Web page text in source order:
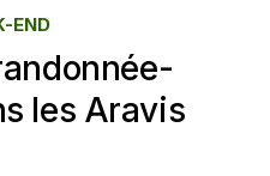
les Aravis
END